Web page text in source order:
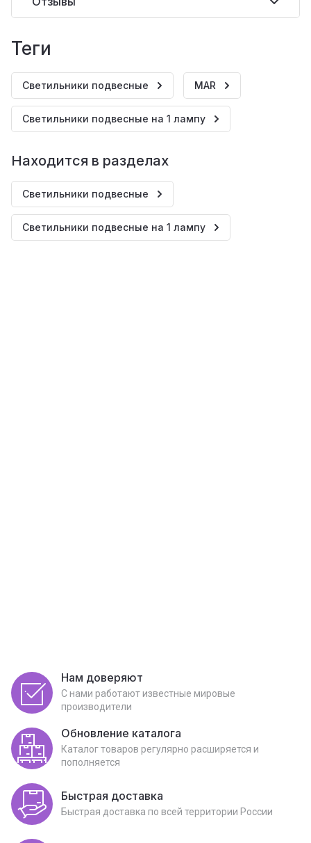
теги
Светильники подвесные MAR
Светильники подвесные на 1 лампу
Находится в разделах
Светильники подвесные
Светильники подвесные на 1 лампу
Нам доверяют
С нами работают известные мировые
производители
Обновление каталога
Каталог товаров регулярно расширяется и
пополняется
Быстрая доставка
Быстрая доставка по всей территории России